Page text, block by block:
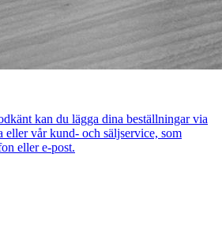
kan du lägga dina beställningar via
eller vår kund- och säljservice, som
eller e-post.